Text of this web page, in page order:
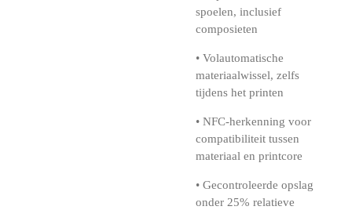
spoelen, inclusief
composieten
• Volautomatische
materiaalwissel, zelfs
tijdens het printen
• NFC-herkenning voor
compatibiliteit tussen
materiaal en printcore
• Gecontroleerde opslag
onder 25% relatieve